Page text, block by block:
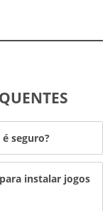
seguro?
para instalar jogos